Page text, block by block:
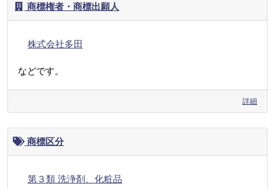
商標権者・商標出願人
株式会社多田
などです。
詳細
商標区分
第３類 洗浄剤、化粧品